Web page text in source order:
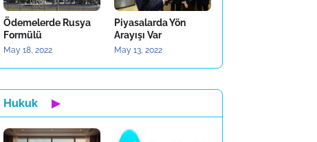
Ödemelerde Rusya
Formülü
May 18, 2022
Piyasalarda Yön
Arayışı Var
May 13, 2022
Hukuk ▶